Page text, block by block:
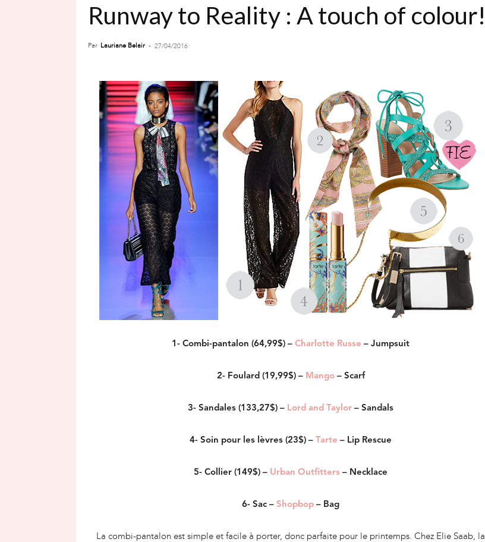
Runway to Reality : A touch of colour!
Par Lauriane Belair - 27/04/2016
1- Combi-pantalon (64,99$) –Charlotte Russe– Jumpsuit
2- Foulard (19,99$) – Mango– Scarf
3- Sandales (133,27$) – Lord and Taylor – Sandals
4- Soin pour les lèvres (23$) – Tarte – Lip Rescue
5- Collier (149$) – Urban Outfitters– Necklace
6- Sac –Shopbop – Bag
La combi-pantalon est simple et facile à porter, donc parfaite pour le printemps. Chez Elie Saab, la